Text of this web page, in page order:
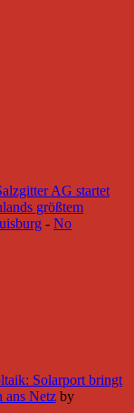
AG startet
größtem
- No
Solarport bringt
ans Netz by